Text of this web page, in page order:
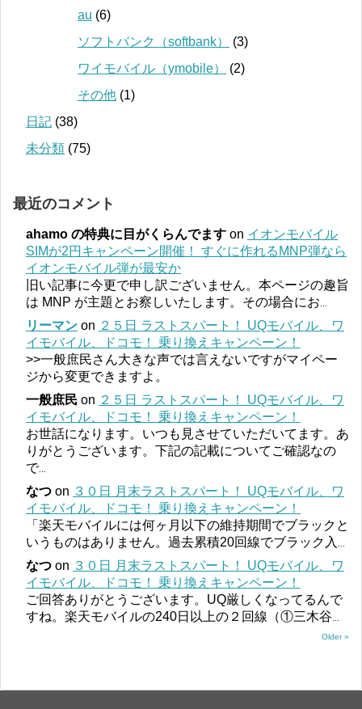
au (6)
ソフトバンク（softbank）
(3)
ワイモバイル（ymobile）
(2)
その他 (1)
日記 (38)
未分類 (75)
最近のコメント
ahamo の特典に目がくらんでます on イオンモバイル
SIMが2円キャンペーン開催！ すぐに作れるMNP弾なら
イオンモバイル弾が最安か
旧い記事に今更で申し訳ございません。本ページの趣旨
は MNP が主題とお察しいたします。その場合にお
リーマン on ２５日 ラストスパート！ UQモバイル、ワ
イモバイル、ドコモ！ 乗り換えキャンペーン！
>>一般庶民さん大きな声では言えないですがマイペー
ジから変更できますよ。
一般庶民 on ２５日 ラストスパート！ UQモバイル、ワ
イモバイル、ドコモ！ 乗り換えキャンペーン！
お世話になります。いつも見させていただいてます。あ
りがとうございます。下記の記載についてご確認なの
で...
なつ on ３０日 月末ラストスパート！ UQモバイル、ワ
イモバイル、ドコモ！ 乗り換えキャンペーン！
「楽天モバイルには何ヶ月以下の維持期間でブラックと
いうものはありません。過去累積20回線でブラック入
なつ on ３０日 月末ラストスパート！ UQモバイル、ワ
イモバイル、ドコモ！ 乗り換えキャンペーン！
ご回答ありがとうございます。UQ厳しくなってるんで
すね。楽天モバイルの240日以上の２回線（①三木谷
Older »